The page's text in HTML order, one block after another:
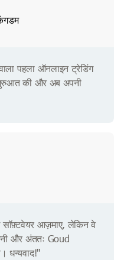
पहला ऑनलाइन ट्रेडिंग
की और अब अपनी
आज़माए, लेकिन वे
और अंततः Goud
धन्यवाद!"